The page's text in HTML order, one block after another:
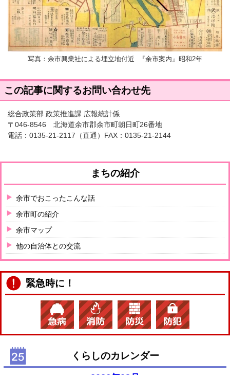
写真：余市興業社による埋立地付近 『余市案内』昭和2年
この記事に関するお問い合わせ先
総合政策部 政策推進課 広報統計係
〒046-8546 北海道余市郡余市町朝日町26番地
電話： 0135-21-2117 （直通）FAX：0135-21-2144
まちの紹介
余市でおこったこんな話
余市町の紹介
余市マップ
他の自治体との交流
緊急時に！
くらしのカレンダー